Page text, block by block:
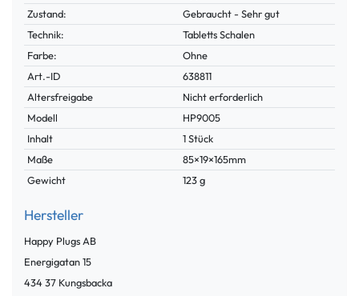
Zustand:
Gebraucht - Sehr gut
Technik:
Tabletts Schalen
Farbe:
Ohne
Technisches
Merkmal
Wert
Art.-ID
638811
Altersfreigabe
Nicht erforderlich
Modell
HP9005
Inhalt
1 Stück
Maße
85×19×165mm
Gewicht
123 g
Hersteller
Happy Plugs AB
Energigatan15
434 37 Kungsbacka